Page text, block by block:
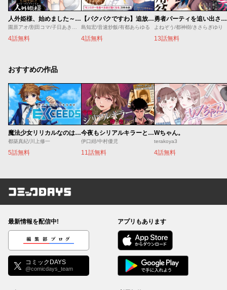
人外姫様、始めました～Ｆｒｅｅ Ｌｉｆｅ Ｆａｎｔａｓｙ Ｏｎｌｉｎｅ～
園原アオ/割田コマ/子日あきすず/Ｓｈｅｒｒｙ
4話無料
【パクパクですわ】追放されたお嬢様の『モンスターを食べるほど強くなる』スキルは、１食で１レベルアップする前代未聞の最強スキルでした。３日で人類最強になりましたわ～！
島知宏/音速炒飯/有都あらゆる
4話無料
勇者パーティを追い出された器用貧乏 ～パーティ事情で付与術士をやっていた剣士、万能へと至る～
よねぞう/都神樹/きさらぎゆり
13話無料
おすすめの作品
魔法少女リリカルなのは EXCEEDS
都築真紀/川上修一
5話無料
今夜もシリアルキラーと待ち合わせ
伊口紺/中村優児
11話無料
Wちゃん。
terakoya3
4話無料
コミックDAYS
最新情報を配信中!
編集部ブログ
コミックDAYS
@comicdays_team
アプリもあります